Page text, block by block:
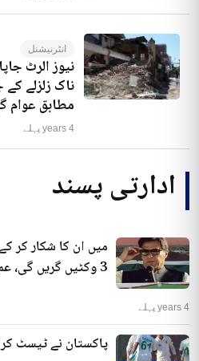
انٹرنیشنل
ناک زلزلے
مطابق عوام
4 years پہلے
ادارتی پسند
میں ان کا شکار کر
3 وکٹیں گریں گی، عمران خان
4 years پہلے
پاکستان نے ٹیسٹ